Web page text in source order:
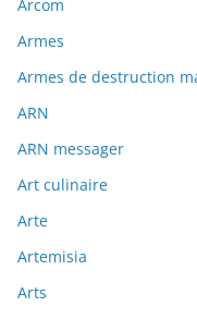
Arcom
Armes
Armes de destruction
ARN
ARN messager
Art culinaire
Arte
Artemisia
Arts